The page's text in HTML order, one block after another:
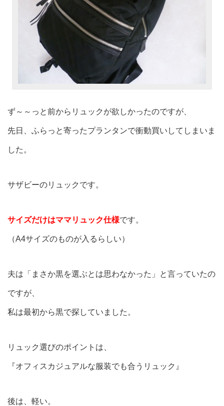
ず～～っと前からリュックが欲しかったのですが、
先日、ふらっと寄ったプランタンで衝動買いしてしまいま
した。
サザビーのリュックです。
サイズだけはママリュック仕様です。
（A4サイズのものが入るらしい）
夫は「まさか黒を選ぶとは思わなかった」と言っていたの
ですが、
私は最初から黒で探していました。
リュック選びのポイントは、
『オフィスカジュアルな服装でも合うリュック』
後は、軽い。